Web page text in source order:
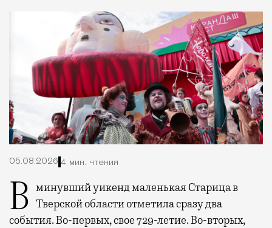
05.08.2026 4 мин. чтения
В минувший уикенд маленькая Старица в Тверской области отметила сразу два
события. Во-первых, свое 729-летие. Во-вторых,